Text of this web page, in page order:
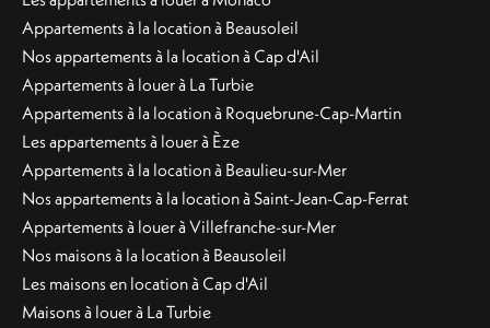
Appartements à la location à Beausoleil
Nos appartements à la location à Cap d'Ail
Appartements à louer à La Turbie
Appartements à la location à Roquebrune-Cap-Martin
Les appartements à louer à Èze
Appartements à la location à Beaulieu-sur-Mer
Nos appartements à la location à Saint-Jean-Cap-Ferrat
Appartements à louer à Villefranche-sur-Mer
Nos maisons à la location à Beausoleil
Les maisons en location à Cap d'Ail
Maisons à louer à La Turbie